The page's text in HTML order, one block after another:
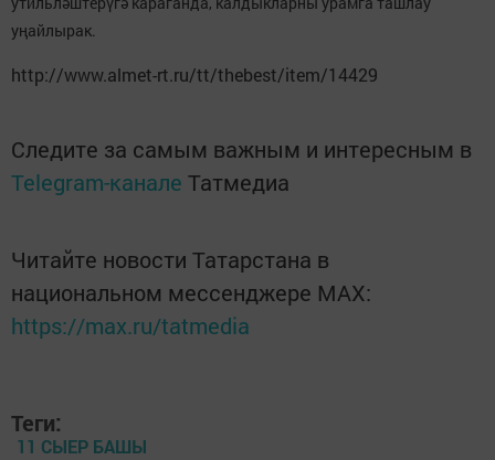
уңайлырак.
http://www.almet-rt.ru/tt/thebest/item/14429
Следите за самым важным и интересным в
Telegram-канале Татмедиа
Читайте новости Татарстана в
национальном мессенджере MАХ:
https://max.ru/tatmedia
Теги:
11 СЫЕР БАШЫ